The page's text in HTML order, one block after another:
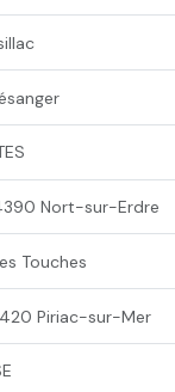
Nort-sur-Erdre
Touches
Piriac-sur-Mer